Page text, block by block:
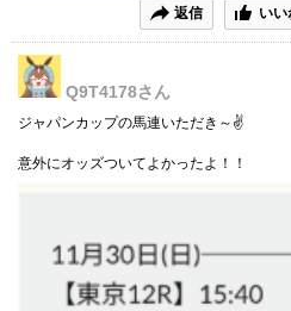
返信 いい
Q9T4178さん
ジャパンカップの馬連いただき～✌
意外にオッズついてよかったよ！！